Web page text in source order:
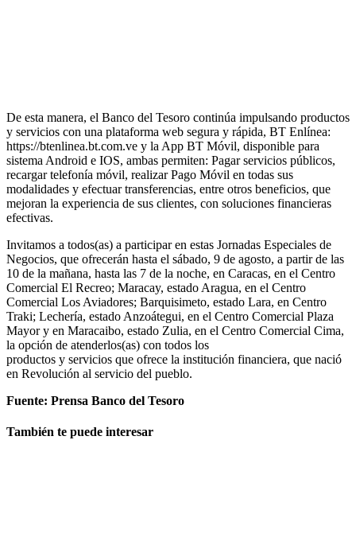
De esta manera, el Banco del Tesoro continúa impulsando productos
y servicios con una plataforma web segura y rápida, BT Enlínea:
https://btenlinea.bt.com.ve y la App BT Móvil, disponible para
sistema Android e IOS, ambas permiten: Pagar servicios públicos,
recargar telefonía móvil, realizar Pago Móvil en todas sus
modalidades y efectuar transferencias, entre otros beneficios, que
mejoran la experiencia de sus clientes, con soluciones financieras
efectivas.
Invitamos a todos(as) a participar en estas Jornadas Especiales de
Negocios, que ofrecerán hasta el sábado, 9 de agosto, a partir de las
10 de la mañana, hasta las 7 de la noche, en Caracas, en el Centro
Comercial El Recreo; Maracay, estado Aragua, en el Centro
Comercial Los Aviadores; Barquisimeto, estado Lara, en Centro
Traki; Lechería, estado Anzoátegui, en el Centro Comercial Plaza
Mayor y en Maracaibo, estado Zulia, en el Centro Comercial Cima,
la opción de atenderlos(as) con todos los
productos y servicios que ofrece la institución financiera, que nació
en Revolución al servicio del pueblo.
Fuente: Prensa Banco del Tesoro
También te puede interesar